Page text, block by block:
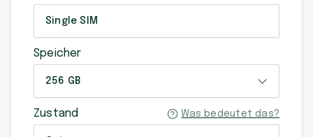
Single SIM
Speicher
256 GB
Zustand Was bedeutet das?